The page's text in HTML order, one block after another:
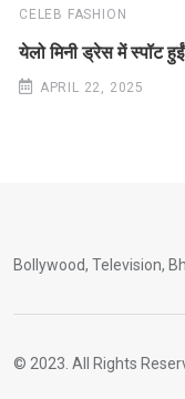
CELEB FASHION
येलो मिनी ड्रेस में स्पॉट
APRIL 22, 2025
Bollywood, Television,
© 2023. All Rights